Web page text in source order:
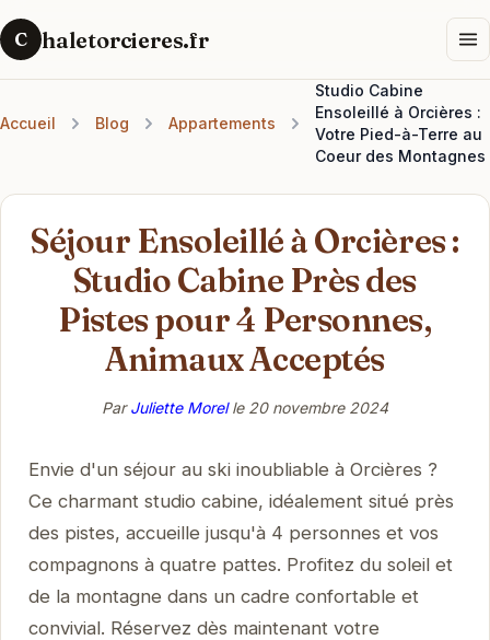
C haletorcieres.fr
Accueil Blog Appartements
Studio Cabine
Ensoleillé à Orcières :
Votre Pied-à-Terre au
Coeur des Montagnes
Séjour Ensoleillé à Orcières :
Studio Cabine Près des
Pistes pour 4 Personnes,
Animaux Acceptés
ParJuliette Morelle 20 novembre 2024
Envie d'un séjour au ski inoubliable à Orcières ?
Ce charmant studio cabine, idéalement situé près
des pistes, accueille jusqu'à 4 personnes et vos
compagnons à quatre pattes. Profitez du soleil et
de la montagne dans un cadre confortable et
convivial. Réservez dès maintenant votre